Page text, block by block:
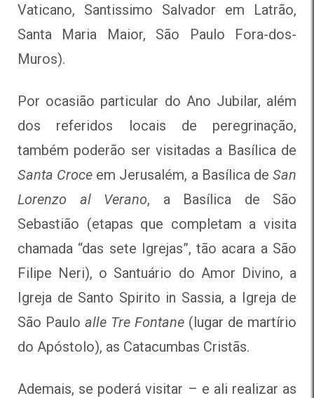
Vaticano, Santissimo Salvador em Latrão,
Santa Maria Maior, São Paulo Fora-dos-
Muros).
Por ocasião particular do Ano Jubilar, além
dos referidos locais de peregrinação,
também poderão ser visitadas a Basílica de
Santa Croce em Jerusalém, a Basílica deSan
Lorenzo al Verano, a Basílica de São
Sebastião (etapas que completam a visita
chamada “das sete Igrejas”, tão acara a São
Filipe Neri), o Santuário do Amor Divino, a
Igreja de Santo Spirito in Sassia, a Igreja de
São Paulo alle Tre Fontane (lugar de martírio
do Apóstolo), as Catacumbas Cristãs.
Ademais, se poderá visitar – e ali realizar as